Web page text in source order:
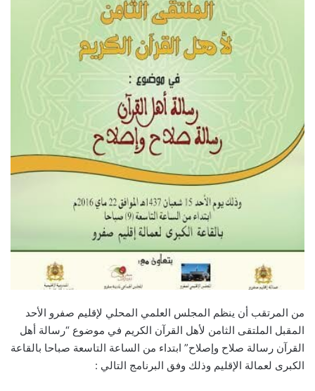
من المرتقب أن ينظم المجلس العلمي المحلي لإقليم صفرو الأحد
المقبل الملتقى الثامن لأهل القرآن الكريم في موضوع “رسالة أهل
القرآن رسالة صلاح وإصلاح” ابتداء من الساعة التاسعة صباحا بالقاعة
الكبرى لعمالة الإقليم وذلك وفق البرنامج التالي :